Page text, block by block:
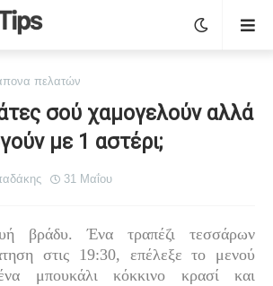
πελατών
σού χαμογελούν αλλά
με 1 αστέρι;
31 Μαΐου
βράδυ. Ένα τραπέζι τεσσάρων
στις 19:30, επέλεξε το μενού
μπουκάλι κόκκινο κρασί και